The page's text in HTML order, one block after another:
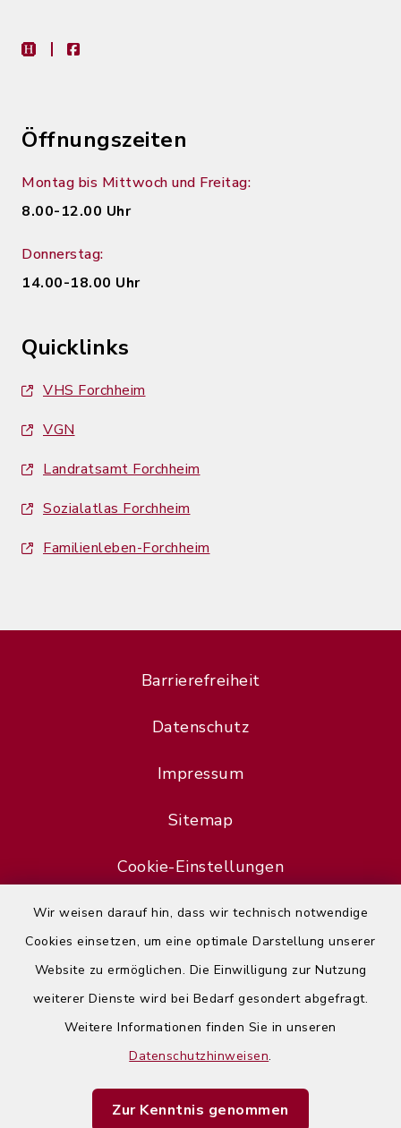
Wir weisen darauf hin, dass wir technisch notwendige
Cookies einsetzen, um eine optimale Darstellung unserer
Website zu ermöglichen. Die Einwilligung zur Nutzung
weiterer Dienste wird bei Bedarf gesondert abgefragt.
Weitere Informationen finden Sie in unseren
Datenschutzhinweisen.
Zur Kenntnis genommen
heimat-infofacebook
Öffnungszeiten
Montag bis Mittwoch und Freitag:
8.00-12.00 Uhr
Donnerstag:
14.00-18.00 Uhr
Quicklinks
VHS Forchheim
VGN
Landratsamt Forchheim
Sozialatlas Forchheim
Familienleben-Forchheim
Barrierefreiheit
Datenschutz
Impressum
Sitemap
Cookie-Einstellungen
Error
Failed to load assistant data
Refresh Page